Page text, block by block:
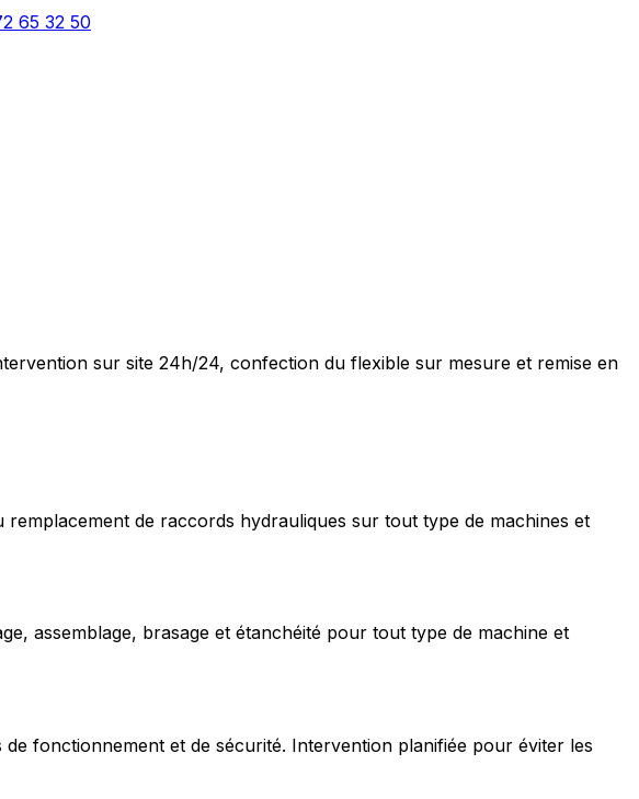
65 32 50
sur site 24h/24, confection du flexible sur mesure et remise en
de raccords hydrauliques sur tout type de machines et
assemblage, brasage et étanchéité pour tout type de machine et
fonctionnement et de sécurité. Intervention planifiée pour éviter les